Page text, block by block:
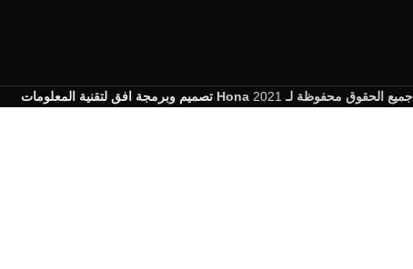
جميع الحقوق محفوظة لـ Hona 2021 تصميم وبرمجة افق لتقنية المعلومات